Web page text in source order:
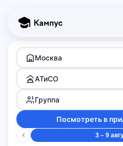
Москва
АТиСО
Группа
Посмотреть в
3 – 9